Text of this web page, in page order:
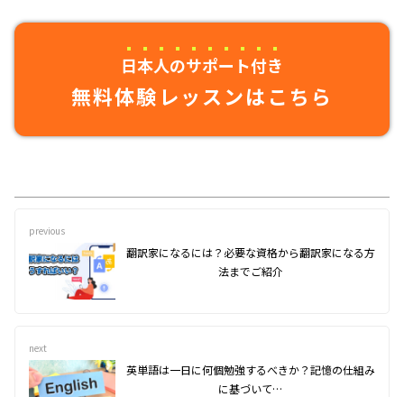
日本人のサポート付き
無料体験レッスンはこちら
previous
翻訳家になるには？必要な資格から翻訳家になる方
法までご紹介
next
英単語は一日に何個勉強するべきか？記憶の仕組み
に基づいて…